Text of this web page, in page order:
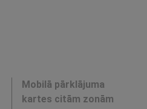
Mobilā pārklājuma
kartes citām zonām